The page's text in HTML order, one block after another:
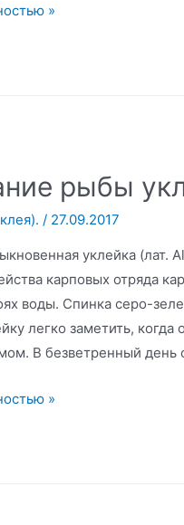
»
рыбы
/ 27.09.2017
уклейка
карповых отряда
воды. Спинка серо-
легко заметить,
В безветренный день
»